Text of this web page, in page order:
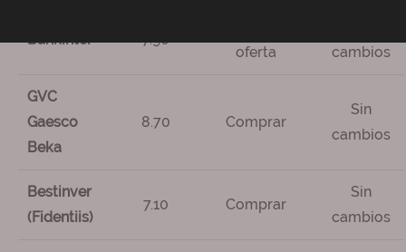
Bankinter 7.90
oferta
cambios
GVC
Gaesco
Beka
8.70 Comprar
Sin
cambios
Bestinver
(Fidentiis)
7.10 Comprar
Sin
cambios